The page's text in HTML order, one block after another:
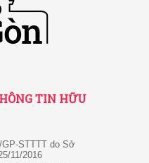
TIN HỮU
STTTT do Sở
11/2016